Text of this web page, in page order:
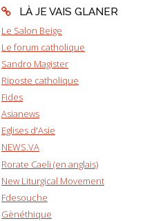
LÀ JE VAIS GLANER
Le Salon Beige
Le forum catholique
Sandro Magister
Riposte catholique
Fides
Asianews
Eglises d'Asie
NEWS.VA
Rorate Caeli (en anglais)
New Liturgical Movement
Fdesouche
Gènéthique